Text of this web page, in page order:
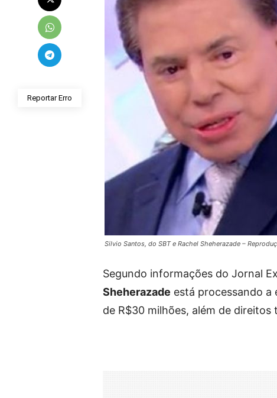
Reportar Erro
Silvio Santos, do SBT e Rachel Sheherazade –
Segundo informações do Jornal
Sheherazade está processando a
de R$30 milhões, além de direitos